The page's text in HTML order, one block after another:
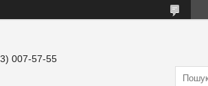
007-57-55